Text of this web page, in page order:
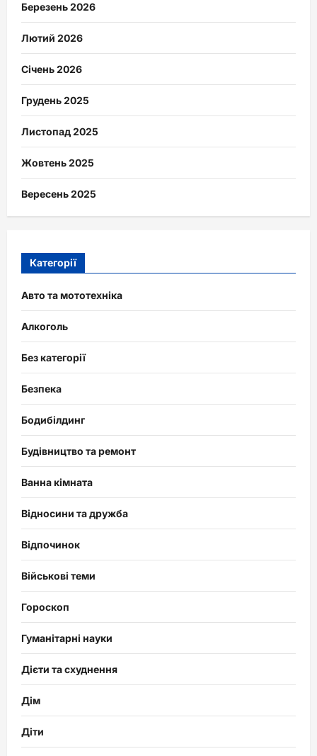
Березень 2026
Лютий 2026
Січень 2026
Грудень 2025
Листопад 2025
Жовтень 2025
Вересень 2025
Категорії
Авто та мототехніка
Алкоголь
Без категорії
Безпека
Бодибілдинг
Будівництво та ремонт
Ванна кімната
Відносини та дружба
Відпочинок
Військові теми
Гороскоп
Гуманітарні науки
Дієти та схуднення
Дім
Діти